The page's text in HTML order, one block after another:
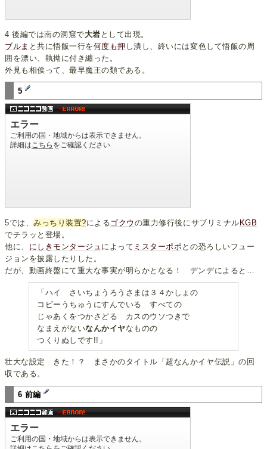
4 後編では南の洞窟で大岩 として出現。
ブルま と共に悟飯一行を何度も押 し潰し、終いには変色して悟飯の周
囲を漂い、執拗に付き纏った。
外見も相俟って、最早魔王の類である。
5
5では、みっちり装置?によるゴクウ の重力修行後にサブリミナル KGB
でチラッと登場。
他に、 にしきモンタージュ によって ミスターポポとの恐ろしいフュー
ジョンを披露したりした。
だが、動画終盤にて重大な事実が明らかとなる！ デンデによると…
「ハイ さいちょうろうさまは３４かしょの
コピーうちゅうにすんでいる すべての
じゃあくをつかさどる カスのウソつきで
なまえがないなんかイヤなものの
つくりぬしです!!」
壮大な設定 きた！？ まさかのタイトル「超なんかイヤ伝説」の回
収である。
6 前編